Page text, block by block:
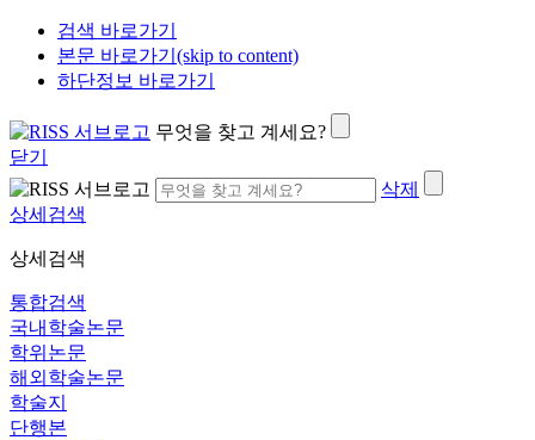
검색 바로가기
본문 바로가기(skip to content)
하단정보 바로가기
무엇을 찾고 계세요?
닫기
삭제
상세검색
상세검색
통합검색
국내학술논문
학위논문
해외학술논문
학술지
단행본